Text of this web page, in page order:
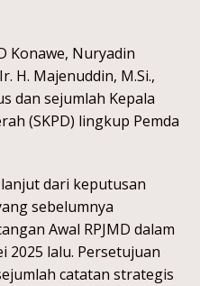
Konawe, Nuryadin
H. Majenuddin, M.Si.,
dan sejumlah Kepala
(SKPD) lingkup Pemda
dari keputusan
sebelumnya
Awal RPJMD dalam
2025 lalu. Persetujuan
catatan strategis